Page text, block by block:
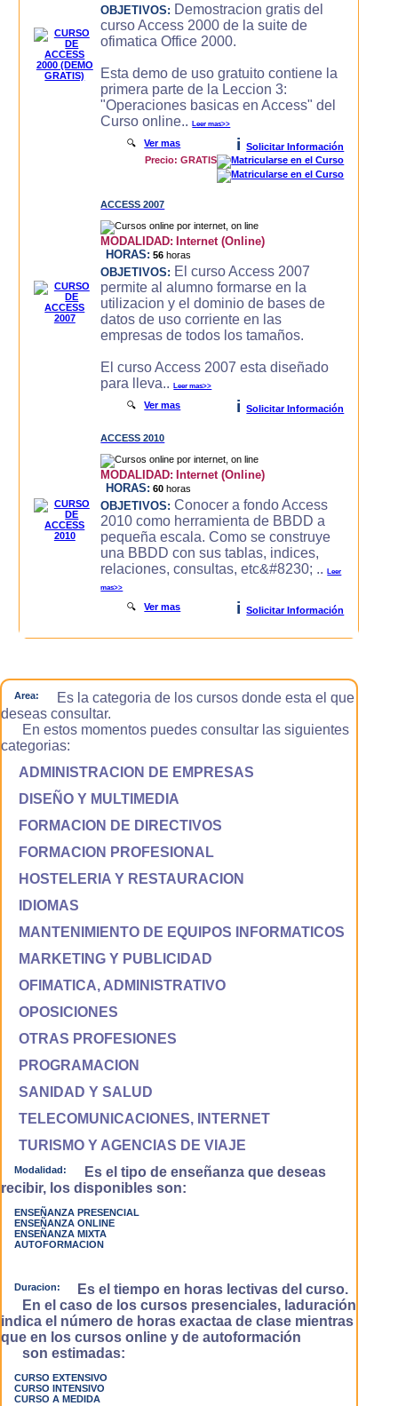
OBJETIVOS: Demostracion gratis del
curso Access 2000 de la suite de
ofimatica Office 2000.
Esta demo de uso gratuito contiene la
primera parte de la Leccion 3:
"Operaciones basicas en Access" del
Curso online..Leer mas>>
🔍Ver mas i
Solicitar Información
Precio: GRATIS
ACCESS 2007
MODALIDAD: Internet (Online)
HORAS: 56 horas
OBJETIVOS: El curso Access 2007
permite al alumno formarse en la
utilizacion y el dominio de bases de
datos de uso corriente en las
empresas de todos los tamaños.
El curso Access 2007 esta diseñado
para lleva..Leer mas>>
🔍Ver mas i Solicitar Información
ACCESS 2010
MODALIDAD: Internet (Online)
HORAS: 60 horas
OBJETIVOS: Conocer a fondo Access
2010 como herramienta de BBDD a
pequeña escala. Como se construye
una BBDD con sus tablas, indices,
relaciones, consultas, etc&#8230; ..Leer
mas>>
🔍Ver mas i Solicitar Información
Area:
Es la categoria de los cursos donde esta el que
deseas consultar.
En estos momentos puedes consultar las siguientes
categorias:
ADMINISTRACION DE EMPRESAS
DISEÑO Y MULTIMEDIA
FORMACION DE DIRECTIVOS
FORMACION PROFESIONAL
HOSTELERIA Y RESTAURACION
IDIOMAS
MANTENIMIENTO DE EQUIPOS INFORMATICOS
MARKETING Y PUBLICIDAD
OFIMATICA, ADMINISTRATIVO
OPOSICIONES
OTRAS PROFESIONES
PROGRAMACION
SANIDAD Y SALUD
TELECOMUNICACIONES, INTERNET
TURISMO Y AGENCIAS DE VIAJE
Modalidad:
Es el tipo de enseñanza que deseas
recibir, los disponibles son:
ENSEÑANZA PRESENCIAL
ENSEÑANZA ONLINE
ENSEÑANZA MIXTA
AUTOFORMACION
Duracion:
Es el tiempo en horas lectivas del curso.
En el caso de los cursos presenciales, laduración
indica el número de horas exactaa de clase mientras
que en los cursos online y de autoformación
son estimadas:
CURSO EXTENSIVO
CURSO INTENSIVO
CURSO A MEDIDA